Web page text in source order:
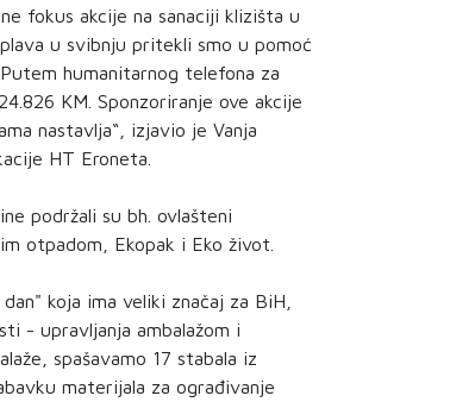
fokus akcije na sanaciji klizišta u
u svibnju pritekli smo u pomoć
humanitarnog telefona za
KM. Sponzoriranje ove akcije
nastavlja“, izjavio je Vanja
HT Eroneta.
podržali su bh. ovlašteni
otpadom, Ekopak i Eko život.
koja ima veliki značaj za BiH,
- upravljanja ambalažom i
spašavamo 17 stabala iz
materijala za ograđivanje